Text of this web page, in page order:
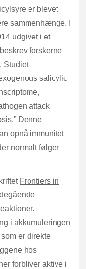
er blevet
sammenhænge. I
udgivet i et
forskerne
Studiet
salicylic
attack
Denne
opnå immunitet
normalt følger
Frontiers in
i akkumuleringen
er direkte
hos
forbliver aktive i